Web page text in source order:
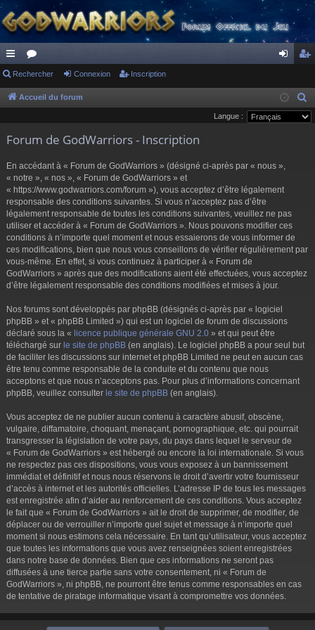
ac
co
ci
or
u
s
ne cri
pti
Rechercher Connexion Inscription
Accueil du forum
e
Langue :
Forum de GodWarriors - Inscription
En accédant à « Forum de GodWarriors » (désigné ci-après par « nous »,
« notre », « nos », « Forum de GodWarriors » et
« https://www.godwarriors.com/forum »), vous acceptez d’être légalement
responsable des conditions suivantes. Si vous n’acceptez pas d’être
légalement responsable de toutes les conditions suivantes, veuillez ne pas
utiliser et accéder à « Forum de GodWarriors ». Nous pouvons modifier ces
conditions à n’importe quel moment et nous essaierons de vous informer de
ces modifications, bien que nous vous conseillons de vérifier régulièrement par
vous-même. En effet, si vous continuez à participer à « Forum de
GodWarriors » après que des modifications aient été effectuées, vous acceptez
d’être légalement responsable des conditions modifiées et mises à jour.
Nos forums sont développés par phpBB (désignés ci-après par « logiciel
phpBB » et « phpBB Limited ») qui est un logiciel de forum de discussions
déclaré sous la « licence publique générale GNU 2.0 » et qui peut être
téléchargé sur le site de phpBB (en anglais). Le logiciel phpBB a pour seul but
de faciliter les discussions sur internet et phpBB Limited ne peut en aucun cas
être tenu comme responsable de la conduite et du contenu que nous
acceptons et que nous n’acceptons pas. Pour plus d’informations concernant
phpBB, veuillez consulter le site de phpBB (en anglais).
Vous acceptez de ne publier aucun contenu à caractère abusif, obscène,
vulgaire, diffamatoire, choquant, menaçant, pornographique, etc. qui pourrait
transgresser la législation de votre pays, du pays dans lequel le serveur de
« Forum de GodWarriors » est hébergé ou encore la loi internationale. Si vous
ne respectez pas ces dispositions, vous vous exposez à un bannissement
immédiat et définitif et nous nous réservons le droit d’avertir votre fournisseur
d’accès à internet et les autorités officielles. L’adresse IP de tous les messages
est enregistrée afin d’aider au renforcement de ces conditions. Vous acceptez
le fait que « Forum de GodWarriors » ait le droit de supprimer, de modifier, de
déplacer ou de verrouiller n’importe quel sujet et message à n’importe quel
moment si nous estimons cela nécessaire. En tant qu’utilisateur, vous acceptez
que toutes les informations que vous avez renseignées soient enregistrées
dans notre base de données. Bien que ces informations ne seront pas
diffusées à une tierce partie sans votre consentement, ni « Forum de
GodWarriors », ni phpBB, ne pourront être tenus comme responsables en cas
de tentative de piratage informatique visant à compromettre vos données.